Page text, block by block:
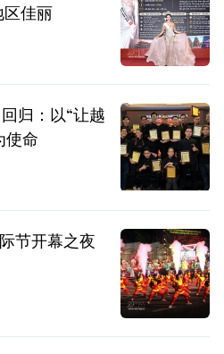
区佳丽
归：以“让越
使命
节开幕之夜